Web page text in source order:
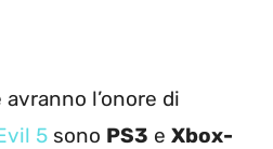
l’onore di
5 sono PS3 e Xbox-